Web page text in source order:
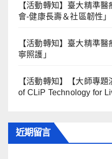
【活動轉知】臺大精準
會-健康長壽＆社區韌性」
【活動轉知】臺大精準
寧照護」
【活動轉知】【大師專
of CLiP Technology for
近期留言